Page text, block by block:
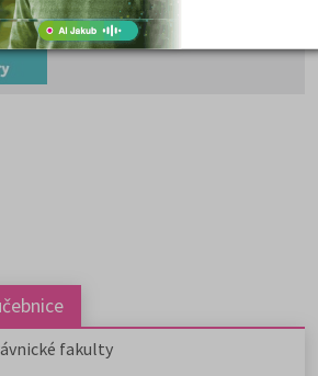
člověka, společnost, kulturu,
vzdělávání i komunikaci.
dále v nabídce na 9 soukromých
můžete studovat na 9
fakultách, dvou institutech a
fakulty